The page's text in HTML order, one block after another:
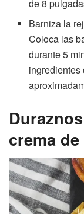
de 8
Barniza la
Coloca las
durante 5
ingredientes
crema